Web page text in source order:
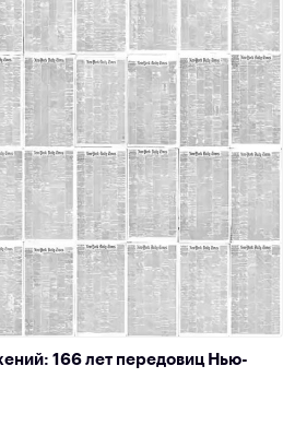
166 лет передовиц Нью-